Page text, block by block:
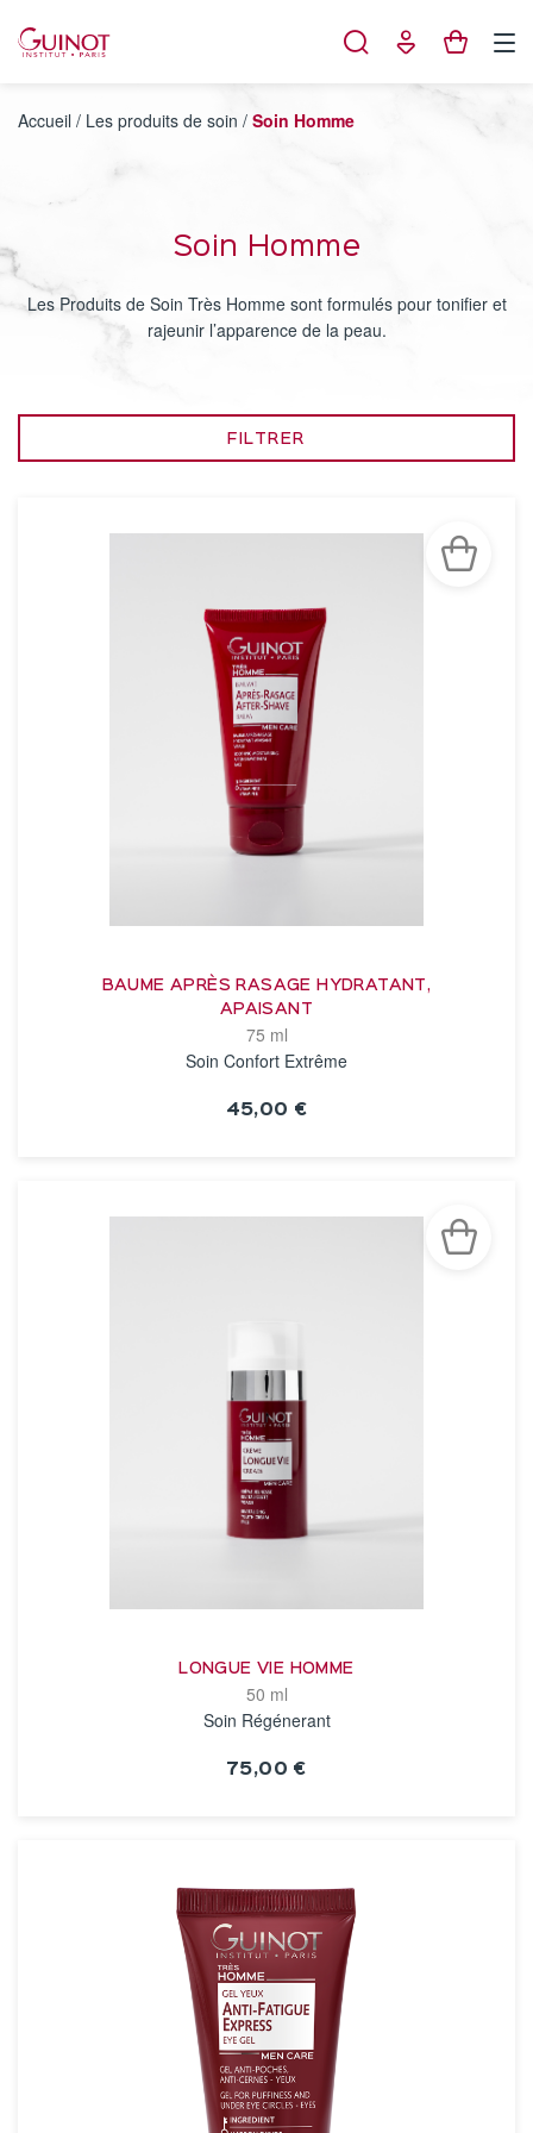
Accueil / Les produits de soin / Soin Homme
Soin Homme
Les Produits de Soin Très Homme sont formulés pour tonifier et
rajeunir l’apparence de la peau.
FILTRER
BAUME APRÈS RASAGE HYDRATANT,
APAISANT
75 ml
Soin Confort Extrême
45,00 €
LONGUE VIE HOMME
50 ml
Soin Régénerant
75,00 €